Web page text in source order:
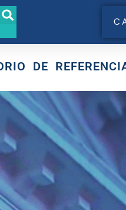
DE